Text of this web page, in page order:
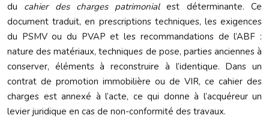
du cahier des charges patrimonialest déterminante. Ce
document traduit, en prescriptions techniques, les exigences
du PSMV ou du PVAP et les recommandations de l’ABF :
nature des matériaux, techniques de pose, parties anciennes à
conserver, éléments à reconstruire à l’identique. Dans un
contrat de promotion immobilière ou de VIR, ce cahier des
charges est annexé à l’acte, ce qui donne à l’acquéreur un
levier juridique en cas de non-conformité des travaux.